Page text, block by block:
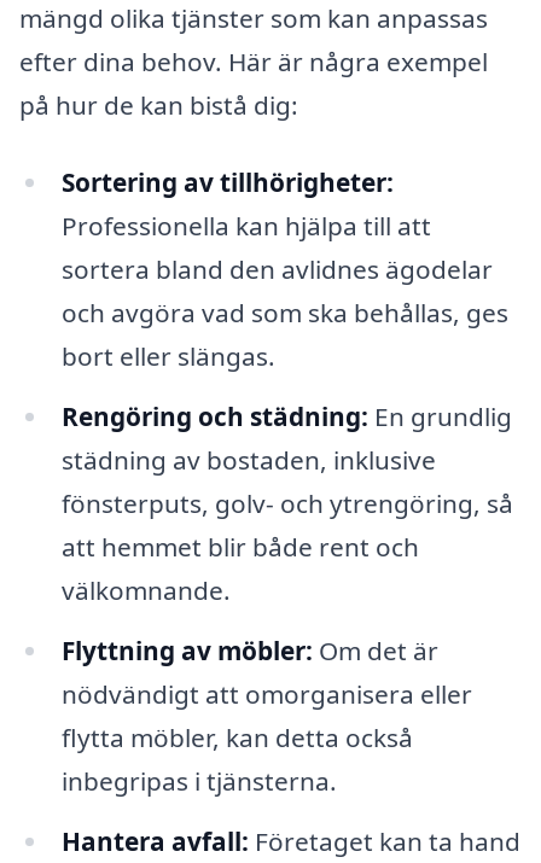
mängd olika tjänster som kan anpassas
efter dina behov. Här är några exempel
på hur de kan bistå dig:
Sortering av tillhörigheter:
Professionella kan hjälpa till att
sortera bland den avlidnes ägodelar
och avgöra vad som ska behållas, ges
bort eller slängas.
Rengöring och städning: En grundlig
städning av bostaden, inklusive
fönsterputs, golv- och ytrengöring, så
att hemmet blir både rent och
välkomnande.
Flyttning av möbler: Om det är
nödvändigt att omorganisera eller
flytta möbler, kan detta också
inbegripas i tjänsterna.
Hantera avfall: Företaget kan ta hand